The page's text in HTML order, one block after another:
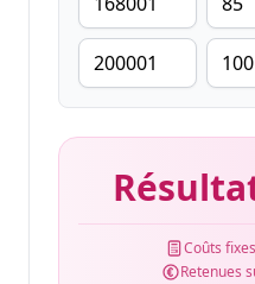
Coûts
Retenues